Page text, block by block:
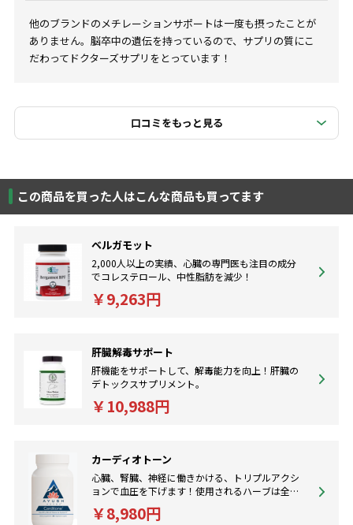
他のブランドのメチレーションサポートは一度も摂ったことが
ありません。脳卒中の遺伝を持っているので、サプリの質にこ
だわってドクターズサプリをとっています！
口コミをもっと見る
この商品を買った人はこんな商品も買ってます
ベルガモット
2,000人以上の実績、心臓の専門医も注目の成分
でコレステロール、中性脂肪を減少！
￥9,263円
肝臓解毒サポート
肝機能をサポートして、解毒能力を向上！肝臓の
デトックスサプリメント。
￥10,988円
カーディオトーン
心臓、腎臓、神経に働きかける、トリプルアクシ
ョンで血圧を下げます！使用されるハーブは全て
オーガニックです。
￥8,980円